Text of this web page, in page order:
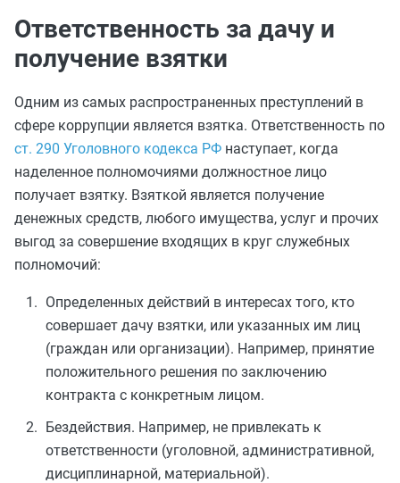
Ответственность за дачу и
получение взятки
Одним из самых распространенных преступлений в
сфере коррупции является взятка. Ответственность по
ст. 290 Уголовного кодекса РФ наступает, когда
наделенное полномочиями должностное лицо
получает взятку. Взяткой является получение
денежных средств, любого имущества, услуг и прочих
выгод за совершение входящих в круг служебных
полномочий:
Определенных действий в интересах того, кто
совершает дачу взятки, или указанных им лиц
(граждан или организации). Например, принятие
положительного решения по заключению
контракта с конкретным лицом.
Бездействия. Например, не привлекать к
ответственности (уголовной, административной,
дисциплинарной, материальной).